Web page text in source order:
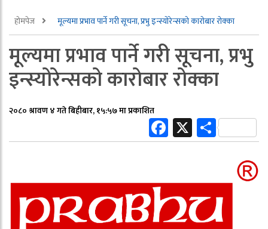
होमपेज मूल्यमा प्रभाव पार्ने गरी सूचना, प्रभु इन्स्योरेन्सको कारोबार रोक्का
मूल्यमा प्रभाव पार्ने गरी सूचना, प्रभु
इन्स्योरेन्सको कारोबार रोक्का
२०८० श्रावण ४ गते बिहीबार, १५:५७ मा प्रकाशित
Facebook
XShare